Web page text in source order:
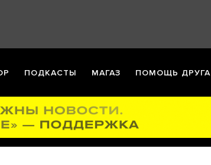
ПОДКАСТЫ МАГАЗ ПОМОЩЬ ДРУГА